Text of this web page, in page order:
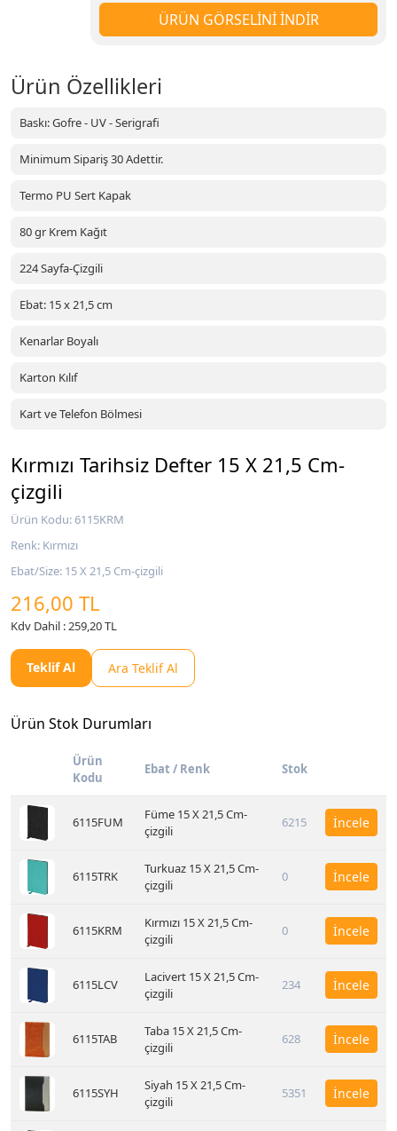
ÜRÜN GÖRSELİNİ İNDİR
Ürün Özellikleri
Baskı: Gofre - UV - Serigrafi
Minimum Sipariş 30 Adettir.
Termo PU Sert Kapak
80 gr Krem Kağıt
224 Sayfa-Çizgili
Ebat: 15 x 21,5 cm
Kenarlar Boyalı
Karton Kılıf
Kart ve Telefon Bölmesi
Kırmızı Tarihsiz Defter 15 X 21,5 Cm-
çizgili
Ürün Kodu: 6115KRM
Renk: Kırmızı
Ebat/Size: 15 X 21,5 Cm-çizgili
216,00 TL
Kdv Dahil : 259,20 TL
Teklif Al Ara Teklif Al
Ürün Stok Durumları
Ürün
Kodu
Ebat / Renk Stok
6115FUM
Füme 15 X 21,5 Cm-
çizgili
6215 İncele
6115TRK
Turkuaz 15 X 21,5 Cm-
çizgili
0 İncele
6115KRM
Kırmızı 15 X 21,5 Cm-
çizgili
0 İncele
6115LCV
Lacivert 15 X 21,5 Cm-
çizgili
234 İncele
6115TAB
Taba 15 X 21,5 Cm-
çizgili
628 İncele
6115SYH
Siyah 15 X 21,5 Cm-
çizgili
5351 İncele